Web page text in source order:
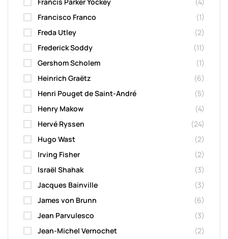
Francisco Franco
(1)
Freda Utley
(2)
Frederick Soddy
(11)
Gershom Scholem
(1)
Heinrich Graëtz
(6)
Henri Pouget de Saint-André
(5)
Henry Makow
(4)
Hervé Ryssen
(24)
Hugo Wast
(2)
Irving Fisher
(2)
Israël Shahak
(3)
Jacques Bainville
(3)
James von Brunn
(6)
Jean Parvulesco
(3)
Jean-Michel Vernochet
(2)